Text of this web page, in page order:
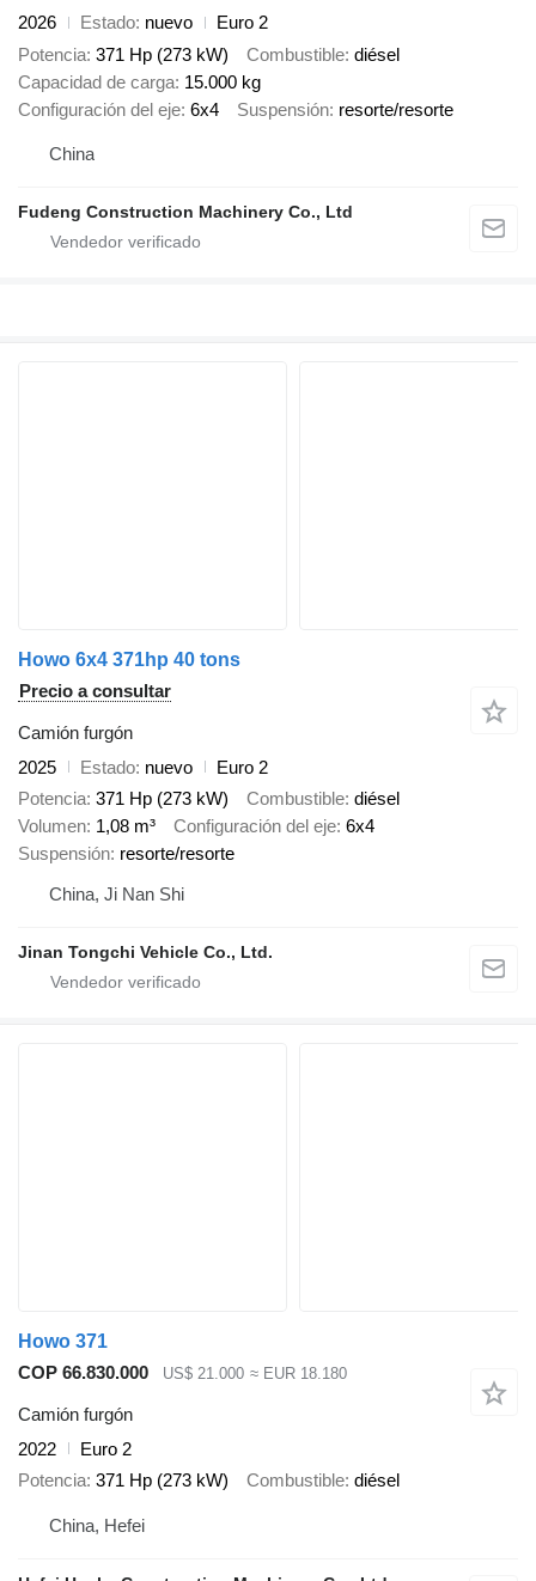
2026
Estado nuevo
Euro 2
Potencia 371 Hp (273 kW) Combustible diésel
Capacidad de carga 15.000 kg
Configuración del eje 6x4 Suspensión resorte/resorte
China
Fudeng Construction Machinery Co., Ltd
Howo 6x4 371hp 40 tons
Precio a consultar
Camión furgón
2025
Estado nuevo
Euro 2
Potencia 371 Hp (273 kW) Combustible diésel
Volumen 1,08 m³ Configuración del eje 6x4
Suspensión resorte/resorte
China, Ji Nan Shi
Jinan Tongchi Vehicle Co., Ltd.
Howo 371
COP 66.830.000
US$ 21.000 ≈ EUR 18.180
Camión furgón
2022
Euro 2
Potencia 371 Hp (273 kW) Combustible diésel
China, Hefei